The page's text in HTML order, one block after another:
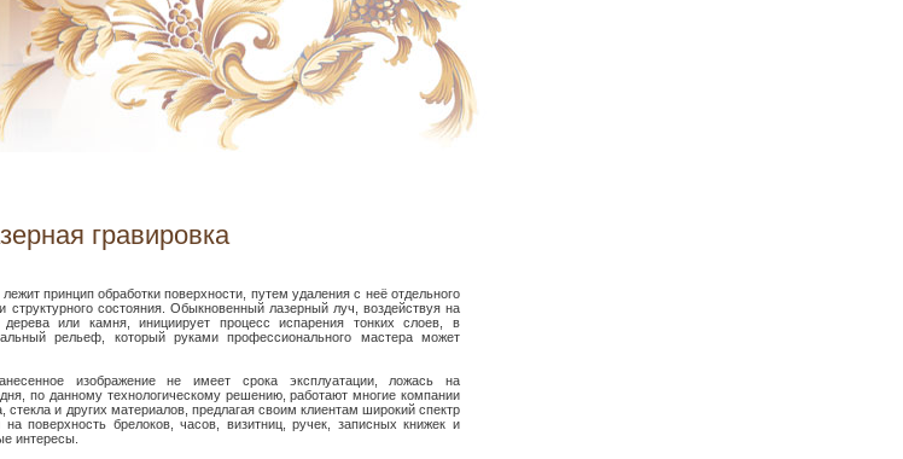
гравировка
принцип обработки поверхности, путем удаления с неё отдельного
состояния. Обыкновенный лазерный луч, воздействуя на
или камня, инициирует процесс испарения тонких слоев, в
рельеф, который руками профессионального мастера может
изображение не имеет срока эксплуатации, ложась на
по данному технологическому решению, работают многие компании
и других материалов, предлагая своим клиентам широкий спектр
поверхность брелоков, часов, визитниц, ручек, записных книжек и
интересы.